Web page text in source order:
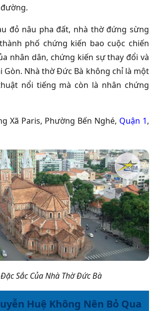
đỏ nâu pha đất, nhà thờ đứng sừng
phố chứng kiến bao cuộc chiến
nhân dân, chứng kiến sự thay đổi và
Gòn. Nhà thờ Đức Bà không chỉ là một
nổi tiếng mà còn là nhân chứng
Xã Paris, Phường Bến Nghé, Quận 1,
Sắc Của Nhà Thờ Đức Bà
Huệ Không Nên Bỏ Qua